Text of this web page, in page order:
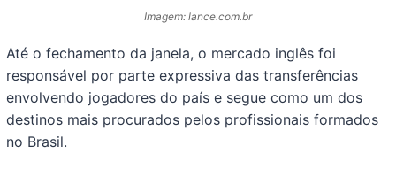
Imagem: lance.com.br
Até o fechamento da janela, o mercado inglês foi
responsável por parte expressiva das transferências
envolvendo jogadores do país e segue como um dos
destinos mais procurados pelos profissionais formados
no Brasil.